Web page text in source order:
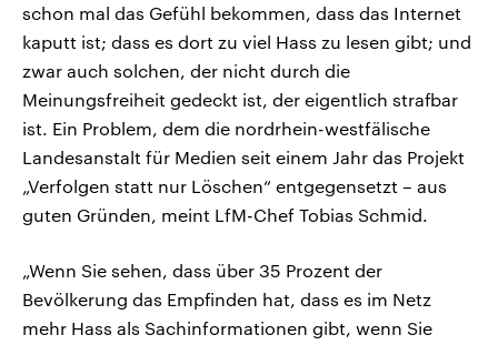
schon mal das Gefühl bekommen, dass das Internet
kaputt ist; dass es dort zu viel Hass zu lesen gibt; und
zwar auch solchen, der nicht durch die
Meinungsfreiheit gedeckt ist, der eigentlich strafbar
ist. Ein Problem, dem die nordrhein-westfälische
Landesanstalt für Medien seit einem Jahr das Projekt
„Verfolgen statt nur Löschen“ entgegensetzt – aus
guten Gründen, meint LfM-Chef Tobias Schmid.
„Wenn Sie sehen, dass über 35 Prozent der
Bevölkerung das Empfinden hat, dass es im Netz
mehr Hass als Sachinformationen gibt, wenn Sie